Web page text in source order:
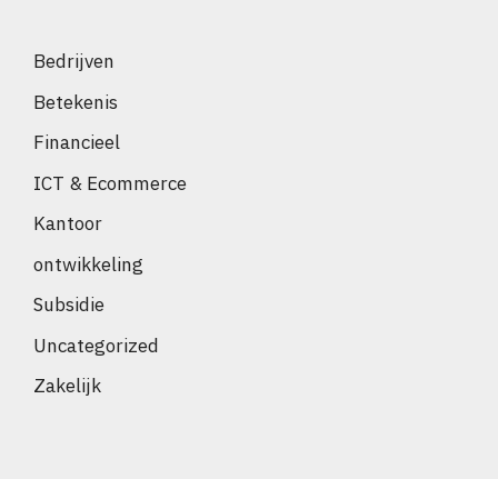
Bedrijven
Betekenis
Financieel
ICT & Ecommerce
Kantoor
ontwikkeling
Subsidie
Uncategorized
Zakelijk